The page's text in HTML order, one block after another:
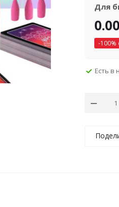
Для
0.00
-100%
Есть в